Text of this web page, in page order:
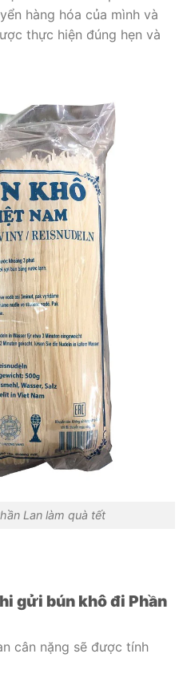
hàng hóa của mình và
thực hiện đúng hẹn và
Lan làm quà tết
gửi bún khô đi Phần
cân nặng sẽ được tính